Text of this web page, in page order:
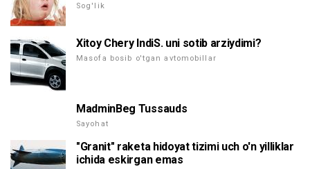
Sog'lik
Xitoy Chery IndiS. uni sotib arziydimi?
Masofa bosib o'tgan avtomobillar
MadminBeg Tussauds
Sayohat
"Granit" raketa hidoyat tizimi uch o'n yilliklar
ichida eskirgan emas